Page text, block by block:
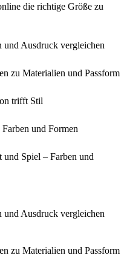
die richtige Größe zu
Ausdruck vergleichen
zu Materialien und Passform
trifft Stil
und Formen
Spiel – Farben und
Ausdruck vergleichen
zu Materialien und Passform